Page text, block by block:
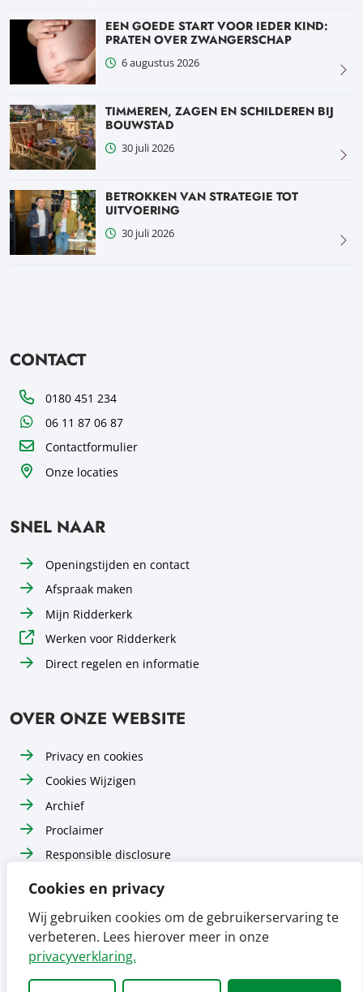
Cookies en privacy
Wij gebruiken cookies om de gebruikerservaring te
verbeteren. Lees hierover meer in onze
privacyverklaring.
EEN GOEDE START VOOR IEDER KIND:
PRATEN OVER ZWANGERSCHAP
6 augustus 2026
TIMMEREN, ZAGEN EN SCHILDEREN BIJ
BOUWSTAD
30 juli 2026
BETROKKEN VAN STRATEGIE TOT
UITVOERING
30 juli 2026
CONTACT
Telefoon0180 451 234
WhatsApp06 11 87 06 87
Contactformulier
Onze locaties
SNEL NAAR
Openingstijden en contact
Afspraak maken
Mijn Ridderkerk
Werken voor Ridderkerk
Direct regelen en informatie
OVER ONZE WEBSITE
Privacy en cookies
Cookies Wijzigen
Archief
Proclaimer
Responsible disclosure
Toegankelijkheid
Volg ons op
Instagram Volg ons op
LinkedIn